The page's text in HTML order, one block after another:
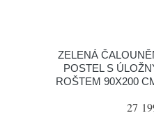
ZELENÁ
POSTEL S
ROŠTEM 90X200
27